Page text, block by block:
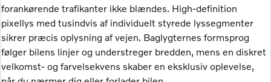
forankørende trafikanter ikke blændes. High-definition
pixellys med tusindvis af individuelt styrede lyssegmenter
sikrer præcis oplysning af vejen. Baglygternes formsprog
følger bilens linjer og understreger bredden, mens en diskret
velkomst- og farvelsekvens skaber en eksklusiv oplevelse,